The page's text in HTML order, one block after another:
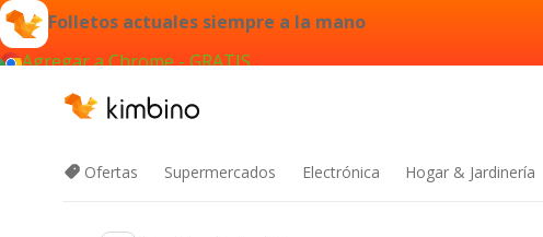
Folletos actuales siempre a la mano
Agregar a Chrome - GRATIS
Ofertas Supermercados Electrónica Hogar & Jardinería